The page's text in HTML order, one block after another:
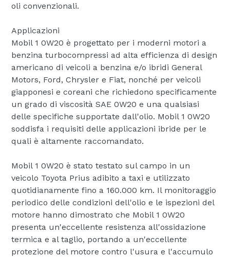
oli convenzionali.
Applicazioni
Mobil 1 0W20 è progettato per i moderni motori a
benzina turbocompressi ad alta efficienza di design
americano di veicoli a benzina e/o ibridi General
Motors, Ford, Chrysler e Fiat, nonché per veicoli
giapponesi e coreani che richiedono specificamente
un grado di viscosità SAE 0W20 e una qualsiasi
delle specifiche supportate dall'olio. Mobil 1 0W20
soddisfa i requisiti delle applicazioni ibride per le
quali è altamente raccomandato.
Mobil 1 0W20 è stato testato sul campo in un
veicolo Toyota Prius adibito a taxi e utilizzato
quotidianamente fino a 160.000 km. Il monitoraggio
periodico delle condizioni dell'olio e le ispezioni del
motore hanno dimostrato che Mobil 1 0W20
presenta un'eccellente resistenza all'ossidazione
termica e al taglio, portando a un'eccellente
protezione del motore contro l'usura e l'accumulo